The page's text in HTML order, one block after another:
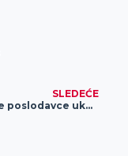
SLEDEĆE
Prijavite poslodavce ukoliko uskraćuju prava trudnicama